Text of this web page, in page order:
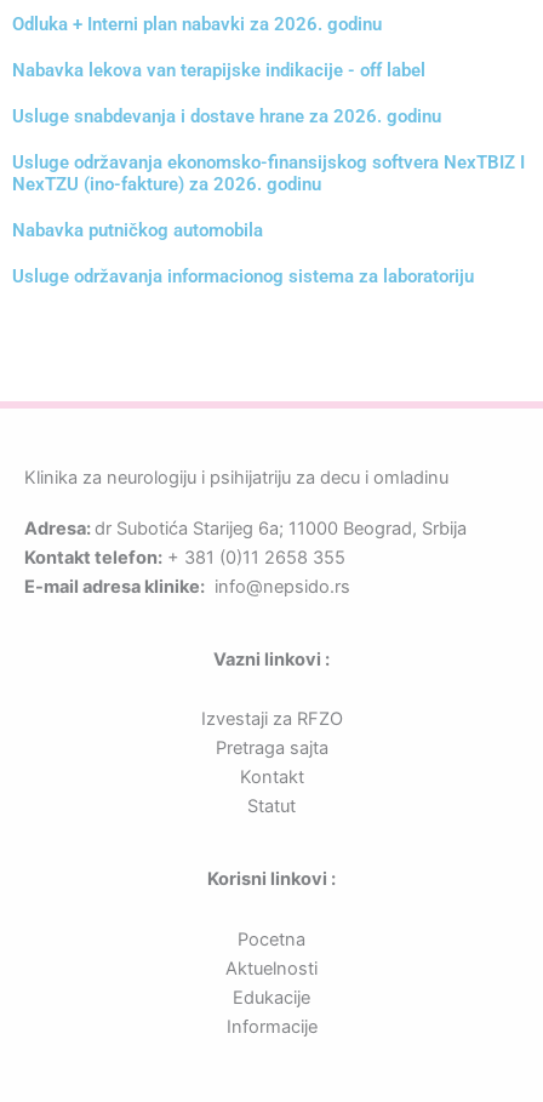
Odluka + Interni plan nabavki za 2026. godinu
Nabavka lekova van terapijske indikacije - off label
Usluge snabdevanja i dostave hrane za 2026. godinu
Usluge održavanja ekonomsko-finansijskog softvera NexTBIZ I
NexTZU (ino-fakture) za 2026. godinu
Nabavka putničkog automobila
Usluge održavanja informacionog sistema za laboratoriju
Klinika za neurologiju i psihijatriju za decu i omladinu
Adresa:dr Subotića Starijeg 6a; 11000 Beograd, Srbija
Kontakt telefon: + 381 (0)11 2658 355
E-mail adresa klinike: info@nepsido.rs
Vazni linkovi :
Izvestaji za RFZO
Pretraga sajta
Kontakt
Statut
Korisni linkovi :
Pocetna
Aktuelnosti
Edukacije
Informacije